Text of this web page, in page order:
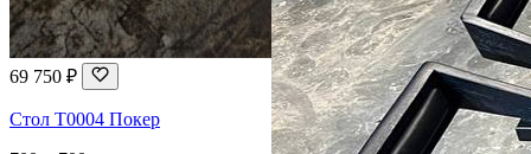
69 750 ₽
Стол T0004 Покер